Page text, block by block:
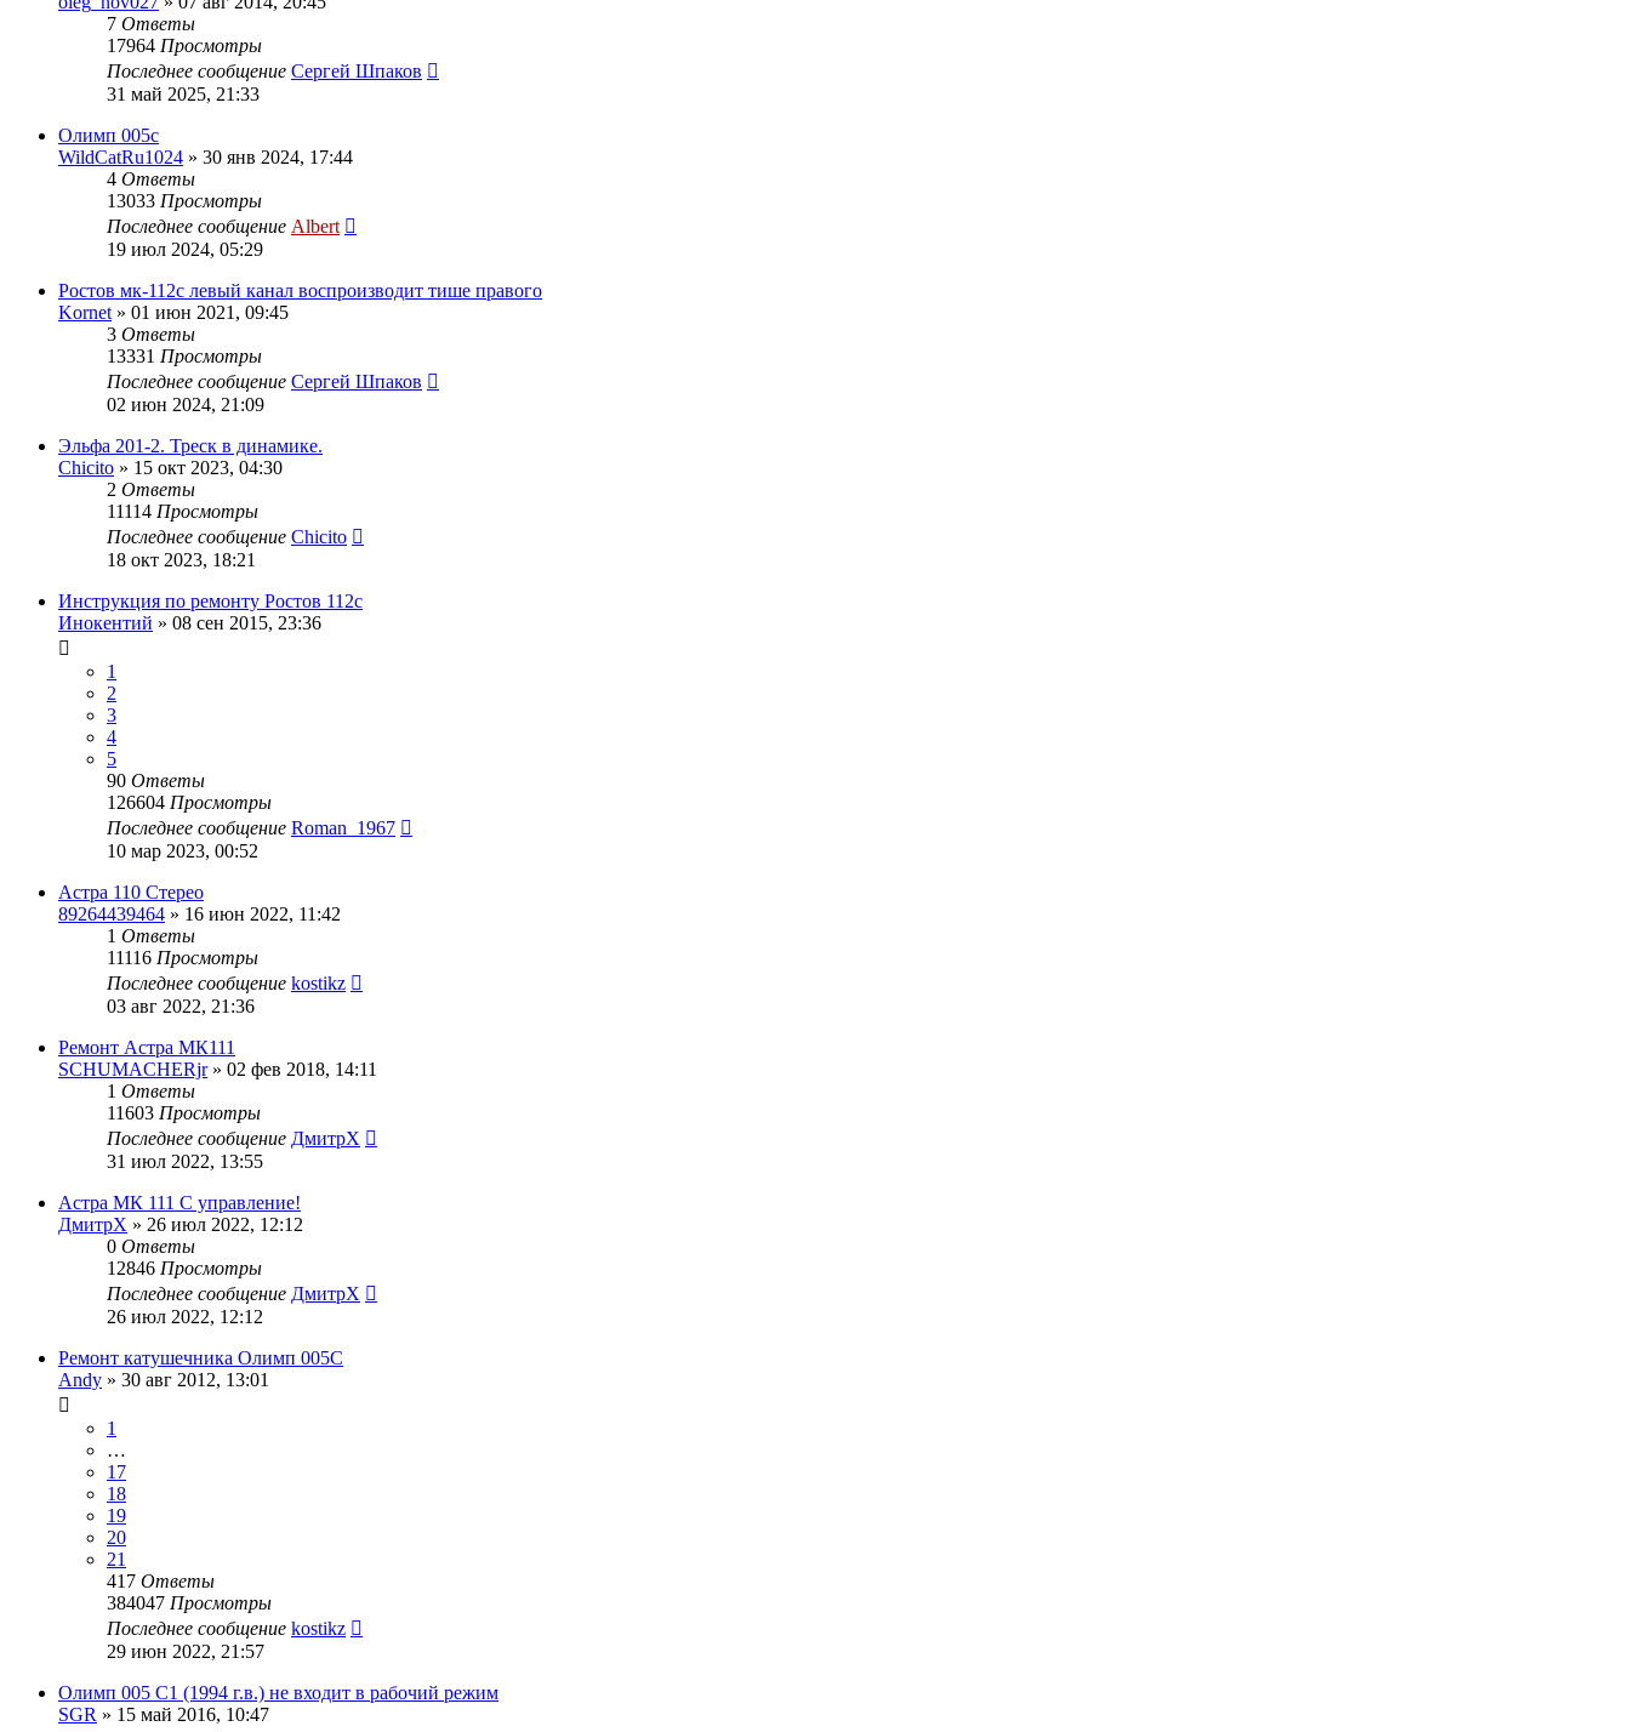
7 Ответы
17964 Просмотры
Последнее сообщение Сергей Шпаков
31 май 2025, 21:33
Олимп 005с
WildCatRu1024 » 30 янв 2024, 17:44
4 Ответы
13033 Просмотры
Последнее сообщение Albert
19 июл 2024, 05:29
Ростов мк-112с левый канал воспроизводит тише правого
Kornet » 01 июн 2021, 09:45
3 Ответы
13331 Просмотры
Последнее сообщение Сергей Шпаков
02 июн 2024, 21:09
Эльфа 201-2. Треск в динамике.
Chicito » 15 окт 2023, 04:30
2 Ответы
11114 Просмотры
Последнее сообщение Chicito
18 окт 2023, 18:21
Инструкция по ремонту Ростов 112с
Инокентий » 08 сен 2015, 23:36
1
2
3
4
5
90 Ответы
126604 Просмотры
Последнее сообщение Roman_1967
10 мар 2023, 00:52
Астра 110 Стерео
89264439464 » 16 июн 2022, 11:42
1 Ответы
11116 Просмотры
Последнее сообщение kostikz
03 авг 2022, 21:36
Ремонт Астра МК111
SCHUMACHERjr» 02 фев 2018, 14:11
1 Ответы
11603 Просмотры
Последнее сообщение ДмитрХ
31 июл 2022, 13:55
Астра МК 111 С управление!
ДмитрХ » 26 июл 2022, 12:12
0 Ответы
12846 Просмотры
Последнее сообщение ДмитрХ
26 июл 2022, 12:12
Ремонт катушечника Олимп 005С
Andy » 30 авг 2012, 13:01
1
…
17
18
19
20
21
417 Ответы
384047 Просмотры
Последнее сообщение kostikz
29 июн 2022, 21:57
Олимп 005 C1 (1994 г.в.) не входит в рабочий режим
SGR » 15 май 2016, 10:47